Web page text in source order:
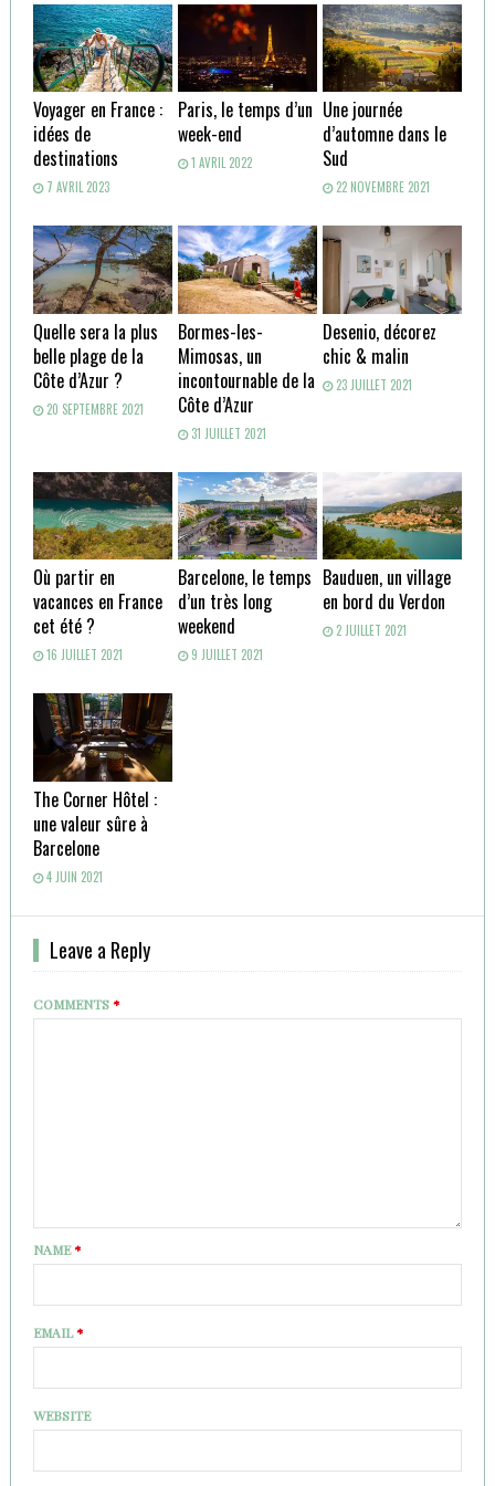
Voyager en France :
idées de
destinations
7 AVRIL 2023
Paris, le temps d’un
week-end
1 AVRIL 2022
Une journée
d’automne dans le
Sud
22 NOVEMBRE 2021
Quelle sera la plus
belle plage de la
Côte d’Azur ?
20 SEPTEMBRE 2021
Bormes-les-
Mimosas, un
incontournable de la
Côte d’Azur
31 JUILLET 2021
Desenio, décorez
chic & malin
23 JUILLET 2021
Où partir en
vacances en France
cet été ?
16 JUILLET 2021
Barcelone, le temps
d’un très long
weekend
9 JUILLET 2021
Bauduen, un village
en bord du Verdon
2 JUILLET 2021
The Corner Hôtel :
une valeur sûre à
Barcelone
4 JUIN 2021
Leave a Reply
COMMENTS*
NAME*
EMAIL*
WEBSITE